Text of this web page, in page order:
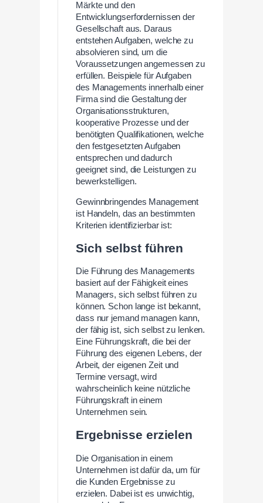
Märkte und den
Entwicklungserfordernissen der
Gesellschaft aus. Daraus
entstehen Aufgaben, welche zu
absolvieren sind, um die
Voraussetzungen angemessen zu
erfüllen. Beispiele für Aufgaben
des Managements innerhalb einer
Firma sind die Gestaltung der
Organisationsstrukturen,
kooperative Prozesse und der
benötigten Qualifikationen, welche
den festgesetzten Aufgaben
entsprechen und dadurch
geeignet sind, die Leistungen zu
bewerkstelligen.
Gewinnbringendes Management
ist Handeln, das an bestimmten
Kriterien identifizierbar ist:
Sich selbst führen
Die Führung des Managements
basiert auf der Fähigkeit eines
Managers, sich selbst führen zu
können. Schon lange ist bekannt,
dass nur jemand managen kann,
der fähig ist, sich selbst zu lenken.
Eine Führungskraft, die bei der
Führung des eigenen Lebens, der
Arbeit, der eigenen Zeit und
Termine versagt, wird
wahrscheinlich keine nützliche
Führungskraft in einem
Unternehmen sein.
Ergebnisse erzielen
Die Organisation in einem
Unternehmen ist dafür da, um für
die Kunden Ergebnisse zu
erzielen. Dabei ist es unwichtig,